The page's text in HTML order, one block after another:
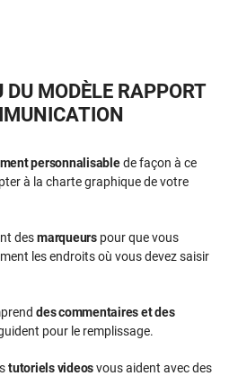
DU MODÈLE RAPPORT
personnalisablede façon à ce
à la charte graphique de votre
desmarqueurspour que vous
les endroits où vous devez saisir
des commentaires et des
pour le remplissage.
tutoriels videosvous aident avec des